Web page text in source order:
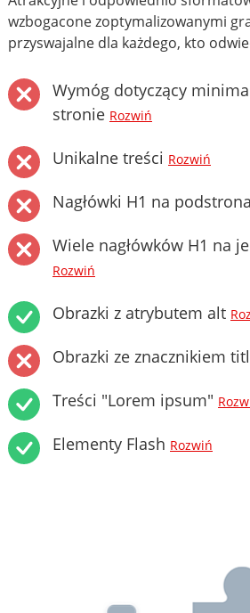
wzbogacone zoptymalizowanymi
przyswajalne dla każdego, kto
Wymóg dotyczący
stronie Rozwiń
Unikalne treści Rozwiń
Nagłówki H1 na
Wiele nagłówków H1 na
Rozwiń
Obrazki z atrybutem alt
Obrazki ze znacznikiem
Treści "Lorem ipsum"
Elementy Flash Rozwiń